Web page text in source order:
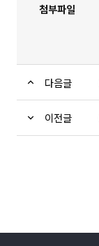
첨부파일
다음글
이전글